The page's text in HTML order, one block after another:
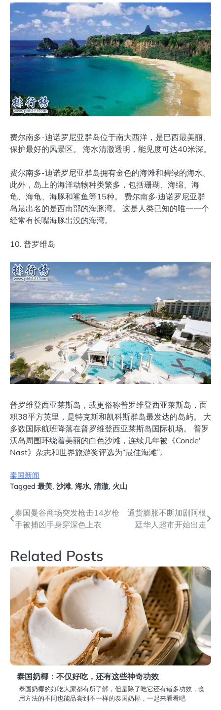
费尔南多-迪诺罗尼亚群岛位于南大西洋，是巴西最美丽、
保护最好的风景区。 海水清澈透明，能见度可达40米深。
费尔南多-迪诺罗尼亚群岛拥有金色的海滩和碧绿的海水。
此外，岛上的海洋动物种类繁多，包括珊瑚、海绵、海
龟、海龟、海豚和鲨鱼等15种。 费尔南多·迪诺罗尼亚群
岛最出名的是西南部的海豚湾。 这是人类已知的唯一一个
经常有长嘴海豚出没的海湾。
10. 普罗维岛
普罗维登西亚莱斯岛，或更俗称普罗维登西亚莱斯岛，面
积38平方英里，是特克斯和凯科斯群岛最发达的岛屿。 大
多数国际航班降落在普罗维登西亚莱斯岛国际机场。 普罗
沃岛周围环绕着美丽的白色沙滩，连续几年被《Conde'
Nast》杂志和世界旅游奖评选为“最佳海滩”。
泰国新闻
Tagged 最美, 沙滩, 海水, 清澈, 火山
文
章
导
航
泰国曼谷商场突发枪击14岁枪
手被捕凶手身穿深色上衣
通货膨胀不断加剧阿根
廷华人超市开始出走
Related Posts
泰国奶椰：不仅好吃，还有这些神奇功效
泰国奶椰的好吃大家都有所了解，但是除了吃它还有诸多功效，食
用方法的不同也能品尝到不一样的泰国奶椰，一起来看看吧